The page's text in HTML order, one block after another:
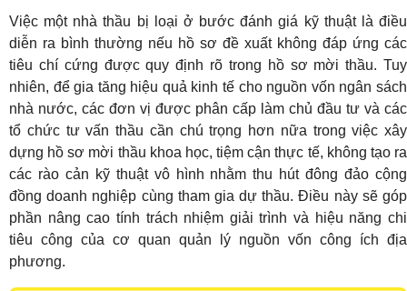
Việc một nhà thầu bị loại ở bước đánh giá kỹ thuật là điều
diễn ra bình thường nếu hồ sơ đề xuất không đáp ứng các
tiêu chí cứng được quy định rõ trong hồ sơ mời thầu. Tuy
nhiên, để gia tăng hiệu quả kinh tế cho nguồn vốn ngân sách
nhà nước, các đơn vị được phân cấp làm chủ đầu tư và các
tổ chức tư vấn thầu cần chú trọng hơn nữa trong việc xây
dựng hồ sơ mời thầu khoa học, tiệm cận thực tế, không tạo ra
các rào cản kỹ thuật vô hình nhằm thu hút đông đảo cộng
đồng doanh nghiệp cùng tham gia dự thầu. Điều này sẽ góp
phần nâng cao tính trách nhiệm giải trình và hiệu năng chi
tiêu công của cơ quan quản lý nguồn vốn công ích địa
phương.